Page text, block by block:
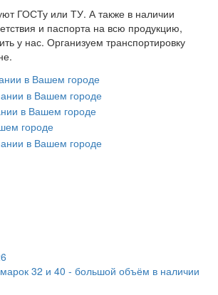
ГОСТу или ТУ. А также в наличии
и паспорта на всю продукцию,
у нас. Организуем транспортировку
32 и 40 - большой объём в наличии